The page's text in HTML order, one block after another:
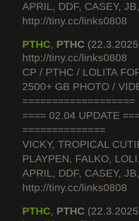
APRIL, DDF, CASEY,
http://tiny.cc/links0808
PTHC, PTHC
http://tiny.cc/links0808
CP / PTHC / LOLITA
2500+ GB PHOTO /
===================
==== 02.04 UPDATE
==============
VICKY, TROPICAL
PLAYPEN, FALKO,
APRIL, DDF, CASEY,
http://tiny.cc/links0808
PTHC, PTHC